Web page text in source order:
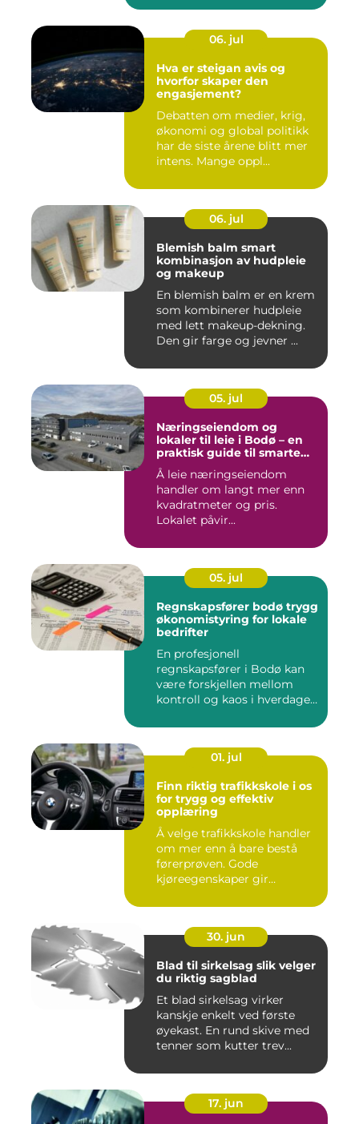
06. jul
Hva er steigan avis og
hvorfor skaper den
engasjement?
Debatten om medier, krig,
økonomi og global politikk
har de siste årene blitt mer
intens. Mange oppl...
06. jul
Blemish balm smart
kombinasjon av hudpleie
og makeup
En blemish balm er en krem
som kombinerer hudpleie
med lett makeup-dekning.
Den gir farge og jevner ...
05. jul
Næringseiendom og
lokaler til leie i Bodø – en
praktisk guide til smarte
valg
Å leie næringseiendom
handler om langt mer enn
kvadratmeter og pris.
Lokalet påvir...
05. jul
Regnskapsfører bodø trygg
økonomistyring for lokale
bedrifter
En profesjonell
regnskapsfører i Bodø kan
være forskjellen mellom
kontroll og kaos i hverdagen.
01. jul
Finn riktig trafikkskole i os
for trygg og effektiv
opplæring
Å velge trafikkskole handler
om mer enn å bare bestå
førerprøven. Gode
kjøreegenskaper gir
30. jun
Blad til sirkelsag slik velger
du riktig sagblad
Et blad sirkelsag virker
kanskje enkelt ved første
øyekast. En rund skive med
tenner som kutter trev...
17. jun